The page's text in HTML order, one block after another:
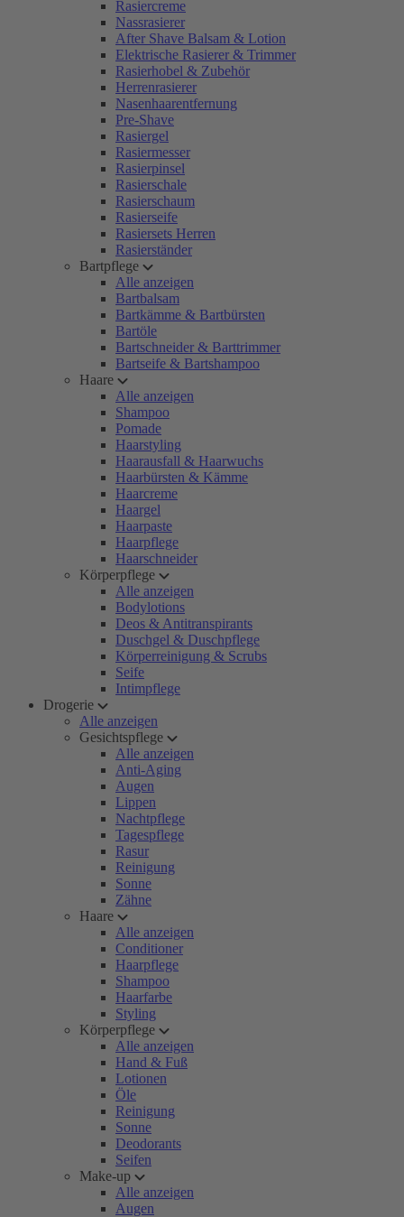
Rasiercreme
Nassrasierer
After Shave Balsam & Lotion
Elektrische Rasierer & Trimmer
Rasierhobel & Zubehör
Herrenrasierer
Nasenhaarentfernung
Pre-Shave
Rasiergel
Rasiermesser
Rasierpinsel
Rasierschale
Rasierschaum
Rasierseife
Rasiersets Herren
Rasierständer
Bartpflege
Alle anzeigen
Bartbalsam
Bartkämme & Bartbürsten
Bartöle
Bartschneider & Barttrimmer
Bartseife & Bartshampoo
Haare
Alle anzeigen
Shampoo
Pomade
Haarstyling
Haarausfall & Haarwuchs
Haarbürsten & Kämme
Haarcreme
Haargel
Haarpaste
Haarpflege
Haarschneider
Körperpflege
Alle anzeigen
Bodylotions
Deos & Antitranspirants
Duschgel & Duschpflege
Körperreinigung & Scrubs
Seife
Intimpflege
Drogerie
Alle anzeigen
Gesichtspflege
Alle anzeigen
Anti-Aging
Augen
Lippen
Nachtpflege
Tagespflege
Rasur
Reinigung
Sonne
Zähne
Haare
Alle anzeigen
Conditioner
Haarpflege
Shampoo
Haarfarbe
Styling
Körperpflege
Alle anzeigen
Hand & Fuß
Lotionen
Öle
Reinigung
Sonne
Deodorants
Seifen
Make-up
Alle anzeigen
Augen